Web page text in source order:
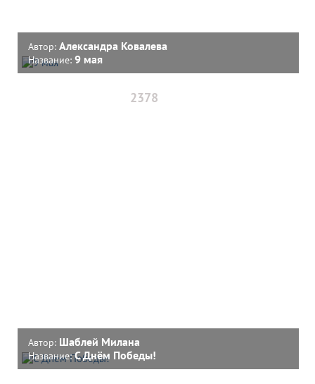
Автор: Александра Ковалева
Название: 9 мая
2378
Автор: Шаблей Милана
Название:С Днём Победы!